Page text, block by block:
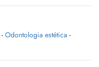
- Odontologia estética -